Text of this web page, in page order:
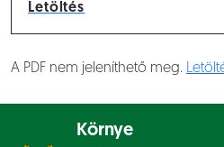
Letöltés
A PDF nem jeleníthető meg.
Környe